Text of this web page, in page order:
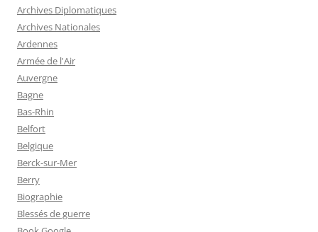
Archives Diplomatiques
Archives Nationales
Ardennes
Armée de l'Air
Auvergne
Bagne
Bas-Rhin
Belfort
Belgique
Berck-sur-Mer
Berry
Biographie
Blessés de guerre